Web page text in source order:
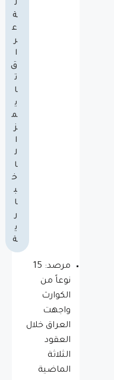
ل
ة
ع
ر
ا
ق
ت
ا
ي
م
ز
ا
ل
ا
خ
ب
ا
ر
ي
ة
مرصد: 15
نوعاً من
الكوارث
واجهت
العراق خلال
العقود
الثلاثة
الماضية